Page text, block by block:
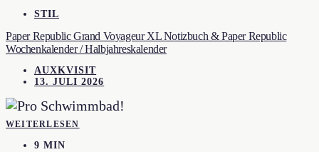
STIL
Paper Republic Grand Voyageur XL Notizbuch & Paper Republic
Wochenkalender / Halbjahreskalender
AUXKVISIT
13. JULI 2026
WEITERLESEN
9 MIN